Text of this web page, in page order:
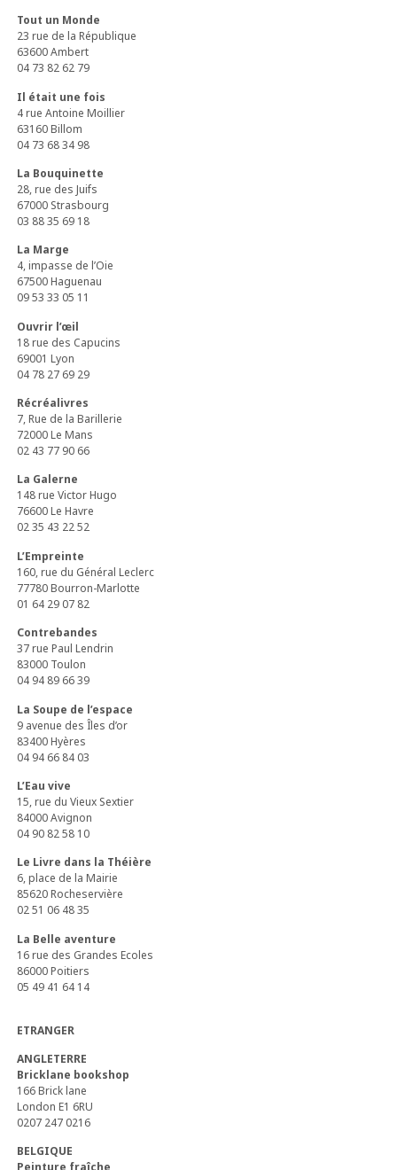
Tout un Monde
23 rue de la République
63600 Ambert
04 73 82 62 79
Il était une fois
4 rue Antoine Moillier
63160 Billom
04 73 68 34 98
La Bouquinette
28, rue des Juifs
67000 Strasbourg
03 88 35 69 18
La Marge
4, impasse de l’Oie
67500 Haguenau
09 53 33 05 11
Ouvrir l’œil
18 rue des Capucins
69001 Lyon
04 78 27 69 29
Récréalivres
7, Rue de la Barillerie
72000 Le Mans
02 43 77 90 66
La Galerne
148 rue Victor Hugo
76600 Le Havre
02 35 43 22 52
L’Empreinte
160, rue du Général Leclerc
77780 Bourron-Marlotte
01 64 29 07 82
Contrebandes
37 rue Paul Lendrin
83000 Toulon
04 94 89 66 39
La Soupe de l’espace
9 avenue des Îles d’or
83400 Hyères
04 94 66 84 03
L’Eau vive
15, rue du Vieux Sextier
84000 Avignon
04 90 82 58 10
Le Livre dans la Théière
6, place de la Mairie
85620 Rocheservière
02 51 06 48 35
La Belle aventure
16 rue des Grandes Ecoles
86000 Poitiers
05 49 41 64 14
ETRANGER
ANGLETERRE
Bricklane bookshop
166 Brick lane
London E1 6RU
0207 247 0216
BELGIQUE